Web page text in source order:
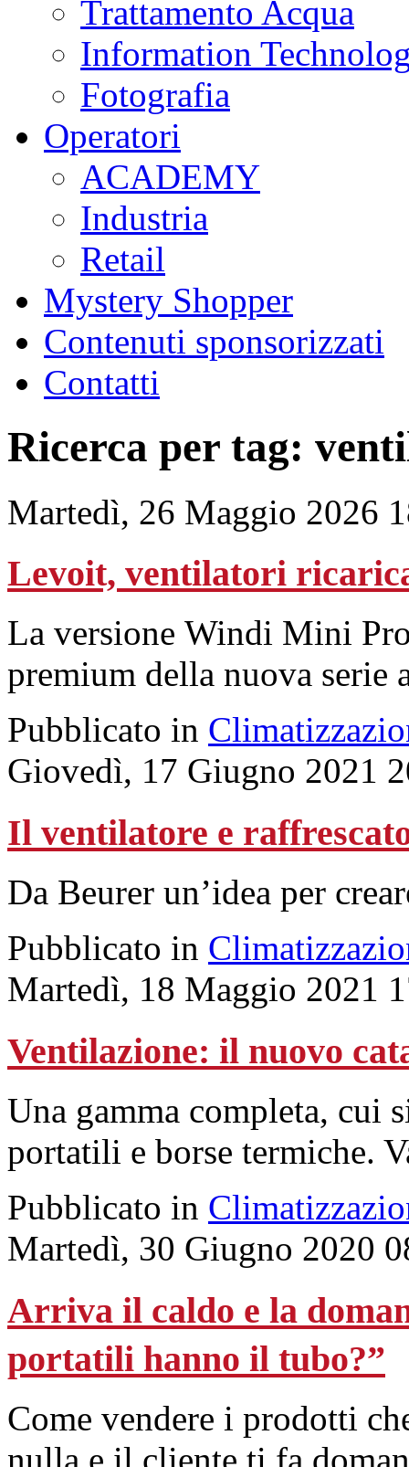
Trattamento Acqua
Information
Fotografia
Operatori
ACADEMY
Industria
Retail
Mystery Shopper
Contenuti sponsorizzati
Contatti
Ricerca per tag:
Martedì, 26 Maggio 2026
Levoit, ventilatori
La versione Windi Mini
premium della nuova serie
Pubblicato in
Giovedì, 17 Giugno 2021
Il ventilatore e
Da Beurer un’idea per
Pubblicato in
Martedì, 18 Maggio 2021
Ventilazione: il nuovo
Una gamma completa,
portatili e borse termiche.
Pubblicato in
Martedì, 30 Giugno 2020
Arriva il caldo e la
portatili hanno il tubo?”
Come vendere i prodotti
nulla e il cliente ti fa